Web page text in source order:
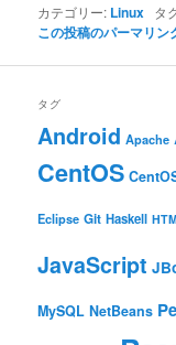
カテゴリー: Linux タ
この投稿のパーマリン
タグ
Android Apache
CentOS
Eclipse Git Haskell
JavaScript
MySQL NetBeans